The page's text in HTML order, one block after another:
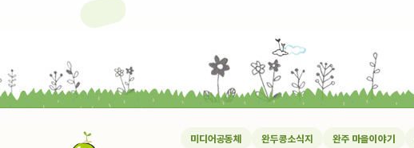
미디어공동체 완두콩소식지 완주 마을이야기